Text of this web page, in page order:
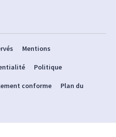
Mentions
Politique
conforme Plan du